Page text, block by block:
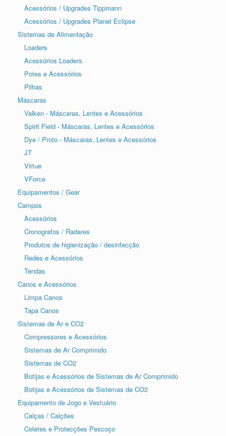
Acessórios / Upgrades Tippmann
Acessórios / Upgrades Planet Eclipse
Sistemas de Alimentação
Loaders
Acessórios Loaders
Potes e Acessórios
Pilhas
Máscaras
Valken - Máscaras, Lentes e Acessórios
Spirit Field - Máscaras, Lentes e Acessórios
Dye / Proto - Máscaras, Lentes e Acessórios
JT
Virtue
VForce
Equipamentos / Gear
Campos
Acessórios
Cronografos / Radares
Produtos de higienização / desinfecção
Redes e Acessórios
Tendas
Canos e Acessórios
Limpa Canos
Tapa Canos
Sistemas de Ar e CO2
Compressores e Acessórios
Sistemas de Ar Comprimido
Sistemas de CO2
Botijas e Acessórios de Sistemas de Ar Comprimido
Botijas e Acessórios de Sistemas de CO2
Equipamento de Jogo e Vestuário
Calças / Calções
Coletes e Protecções Pescoço